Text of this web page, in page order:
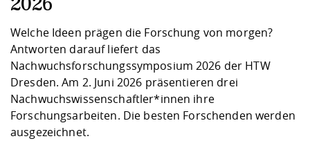
Fremdsprachen
Arbeit
2026
Welche Ideen prägen die Forschung von morgen?
Antworten darauf liefert das
Nachwuchsforschungssymposium 2026 der HTW
Dresden. Am 2. Juni 2026 präsentieren drei
Nachwuchswissenschaftler*innen ihre
Forschungsarbeiten. Die besten Forschenden werden
ausgezeichnet.